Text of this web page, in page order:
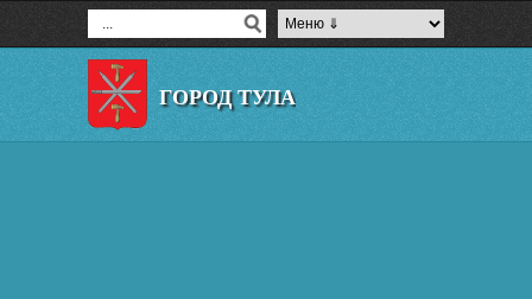
ГОРОД ТУЛА